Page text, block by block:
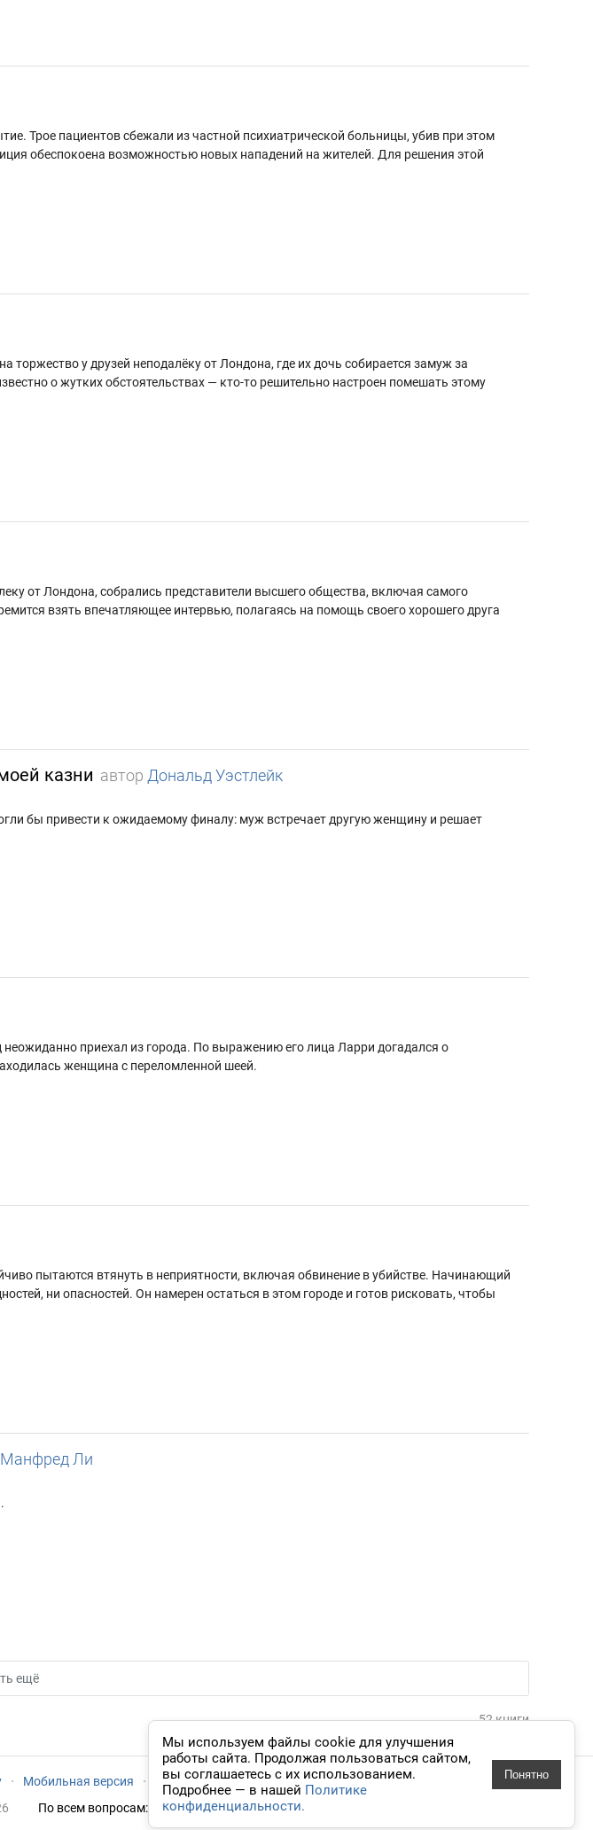
Мы используем файлы cookie для улучшения
работы сайта. Продолжая пользоваться сайтом,
вы соглашаетесь с их использованием.
Подробнее — в нашей Политике
конфиденциальности.
Понятно
Трое пациентов сбежали из частной психиатрической больницы, убив при этом
обеспокоена возможностью новых нападений на жителей. Для решения этой
торжество у друзей неподалёку от Лондона, где их дочь собирается замуж за
о жутких обстоятельствах — кто-то решительно настроен помешать этому
от Лондона, собрались представители высшего общества, включая самого
взять впечатляющее интервью, полагаясь на помощь своего хорошего друга
казни автор Дональд Уэстлейк
бы привести к ожидаемому финалу: муж встречает другую женщину и решает
приехал из города. По выражению его лица Ларри догадался о
женщина с переломленной шеей.
пытаются втянуть в неприятности, включая обвинение в убийстве. Начинающий
ни опасностей. Он намерен остаться в этом городе и готов рисковать, чтобы
Манфред Ли
ещё
52 книги
· Мобильная версия ·
Новый дизайн
По всем вопросам: admin@knigavuhe.ru